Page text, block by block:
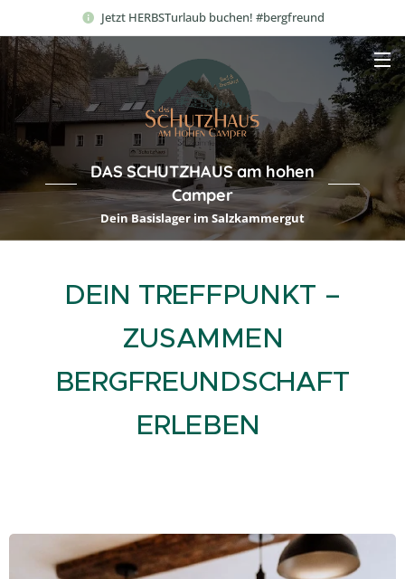
Jetzt HERBSTurlaub buchen! #bergfreund
DAS SCHUTZHAUS am hohen
Camper
Dein Basislager im Salzkammergut
DEIN TREFFPUNKT –
ZUSAMMEN
BERGFREUNDSCHAFT
ERLEBEN